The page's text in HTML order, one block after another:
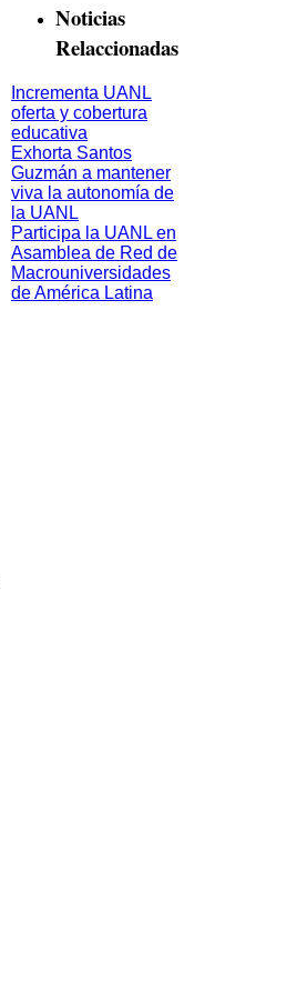
Noticias
Relaccionadas
Incrementa UANL
oferta y cobertura
educativa
Exhorta Santos
Guzmán a mantener
viva la autonomía de
la UANL
Participa la UANL en
Asamblea de Red de
Macrouniversidades
de América Latina